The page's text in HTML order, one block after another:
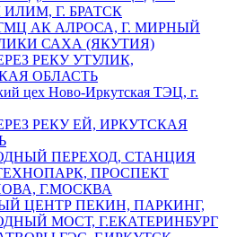
Г. БРАТСК
АК АЛРОСА, Г. МИРНЫЙ
САХА (ЯКУТИЯ)
РЕКУ УТУЛИК,
ОБЛАСТЬ
цех Ново-Иркутская ТЭЦ, г.
РЕКУ ЕЙ, ИРКУТСКАЯ
ПЕРЕХОД, СТАНЦИЯ
ПРОСПЕКТ
Г.МОСКВА
ЦЕНТР ПЕКИН, ПАРКИНГ,
МОСТ, Г.ЕКАТЕРИНБУРГ